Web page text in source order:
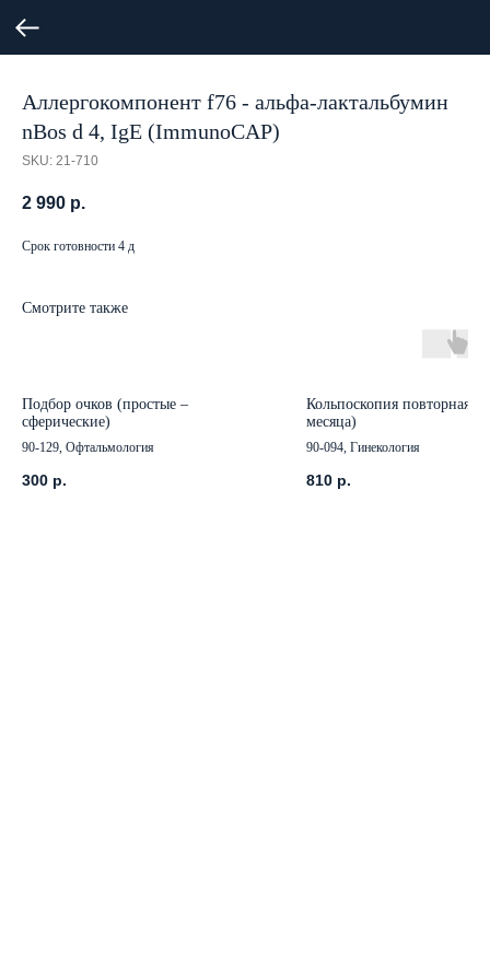
Аллергокомпонент f76 - альфа-лактальбумин
nBos d 4, IgE (ImmunoCAP)
SKU: 21-710
2 990 р.
Срок готовности 4 д
Смотрите также
Подбор очков (простые –
сферические)
90-129, Офтальмология
300 р.
Кольпоскопия повторная
месяца)
90-094, Гинекология
810 р.